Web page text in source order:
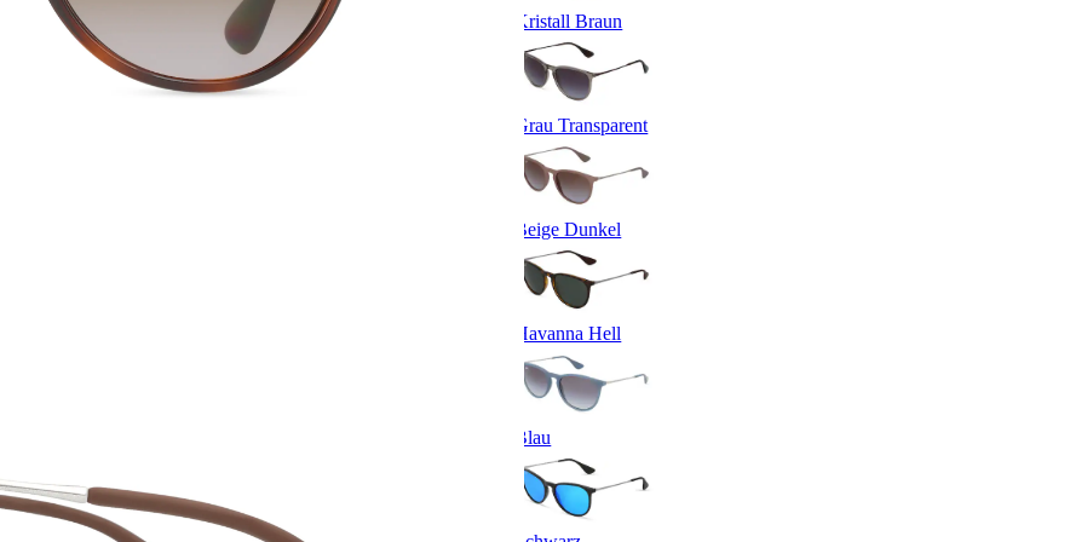
Kristall Braun
Grau Transparent
Beige Dunkel
Havanna Hell
Blau